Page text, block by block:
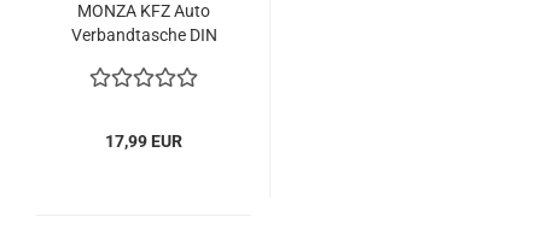
MONZA KFZ Auto
Verbandtasche DIN
17,99 EUR